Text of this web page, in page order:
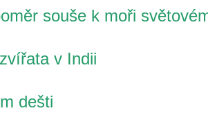
souše k moři
v Indii
dešti